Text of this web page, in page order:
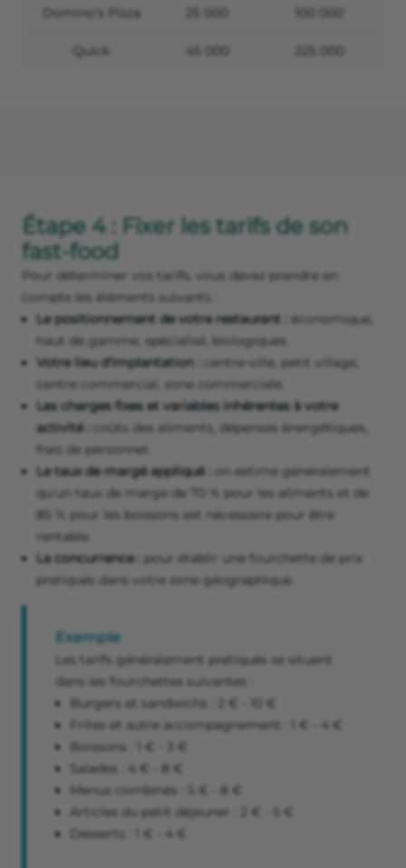
Domino's Pizza 25 000 100 000
Quick 45 000 225 000
Étape 4 : Fixer les tarifs de son
fast-food
Pour déterminer vos tarifs, vous devez prendre en
compte les éléments suivants :
Le positionnement de votre restaurant :
économique,
haut de gamme, spécialisé, biologiques.
Votre lieu d'implantation :
centre-ville, petit village,
centre commercial, zone commerciale.
Les charges fixes et variables inhérentes à votre
activité :
coûts des aliments, dépenses énergétiques,
frais de personnel.
Le taux de margé appliqué :
on estime généralement
qu'un taux de marge de 70 % pour les aliments et de
85 % pour les boissons est nécessaire pour être
rentable.
La concurrence : pour établir une fourchette de prix
pratiqués dans votre zone géographique.
Exemple
Les tarifs généralement pratiqués se situent
dans les fourchettes suivantes :
Burgers et sandwichs : 2 € - 10 €
Frites et autre accompagnement : 1 € - 4 €
Boissons : 1 € - 3 €
Salades : 4 € - 8 €
Menus combinés : 5 € - 8 €
Articles du petit déjeuner : 2 € - 5 €
Desserts : 1 € - 4 €